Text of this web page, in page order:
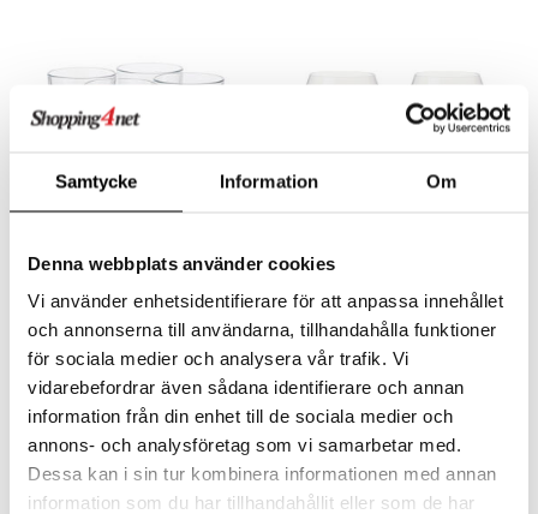
Samtycke Information Om
Denna webbplats använder cookies
Vi använder enhetsidentifierare för att anpassa innehållet
och annonserna till användarna, tillhandahålla funktioner
för sociala medier och analysera vår trafik. Vi
vidarebefordrar även sådana identifierare och annan
information från din enhet till de sociala medier och
annons- och analysföretag som vi samarbetar med.
Dessa kan i sin tur kombinera informationen med annan
information som du har tillhandahållit eller som de har
ROSENDAHL
193
ROSENDAHL
176 kr